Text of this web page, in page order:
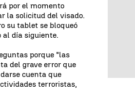
por el momento
la solicitud del visado.
su tablet se bloqueó
al día siguiente.
porque "las
del grave error que
cuenta que
terroristas,